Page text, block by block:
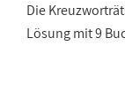
Die
Lösung mit 9